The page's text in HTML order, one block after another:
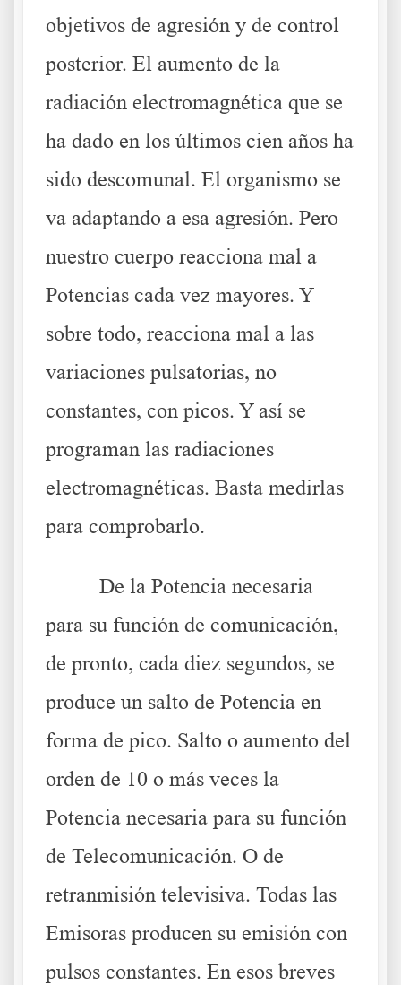
objetivos de agresión y de control
posterior. El aumento de la
radiación electromagnética que se
ha dado en los últimos cien años ha
sido descomunal. El organismo se
va adaptando a esa agresión. Pero
nuestro cuerpo reacciona mal a
Potencias cada vez mayores. Y
sobre todo, reacciona mal a las
variaciones pulsatorias, no
constantes, con picos. Y así se
programan las radiaciones
electromagnéticas. Basta medirlas
para comprobarlo.
De la Potencia necesaria
para su función de comunicación,
de pronto, cada diez segundos, se
produce un salto de Potencia en
forma de pico. Salto o aumento del
orden de 10 o más veces la
Potencia necesaria para su función
de Telecomunicación. O de
retranmisión televisiva. Todas las
Emisoras producen su emisión con
pulsos constantes. En esos breves